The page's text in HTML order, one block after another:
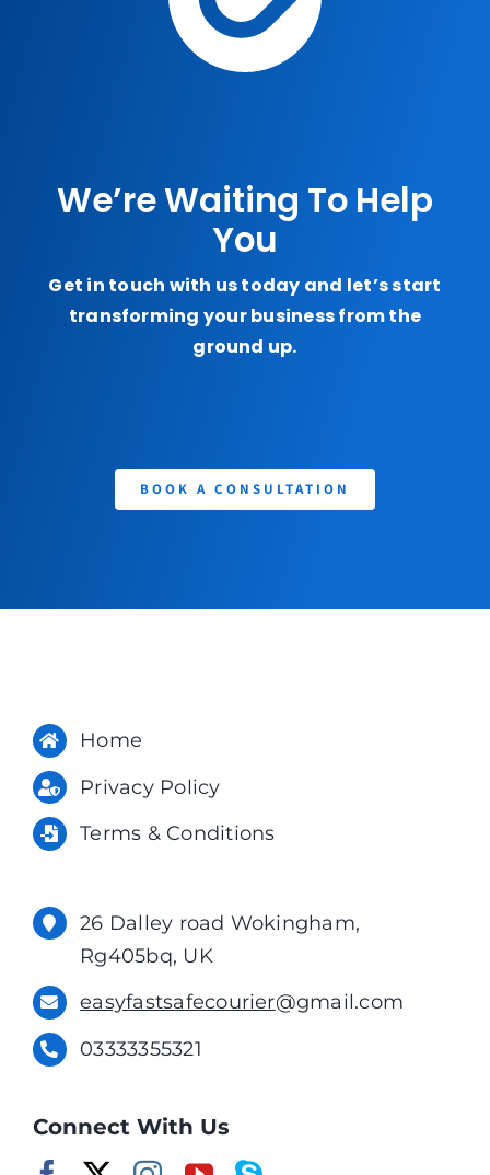
We’re Waiting To Help
You
Get in touch with us today and let’s start
transforming your business from the
ground up.
BOOK A CONSULTATION
Home
Privacy Policy
Terms & Conditions
26 Dalley road Wokingham,
Rg405bq, UK
easyfastsafecourier@gmail.com
03333355321
Connect With Us